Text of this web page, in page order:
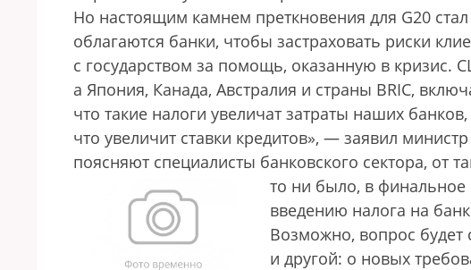
Но настоящим камнем преткновения для G20
облагаются банки, чтобы застраховать риски
с государством за помощь, оказанную в кризис.
а Япония, Канада, Австралия и страны BRIC,
что такие налоги увеличат затраты наших
что увеличит ставки кредитов», — заявил
поясняют специалисты банковского сектора, от
то ни было, в
введению налога на
Возможно, вопрос будет
и другой: о новых